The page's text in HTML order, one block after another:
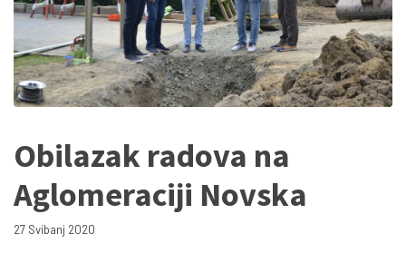
Obilazak radova na
Aglomeraciji Novska
27 Svibanj 2020